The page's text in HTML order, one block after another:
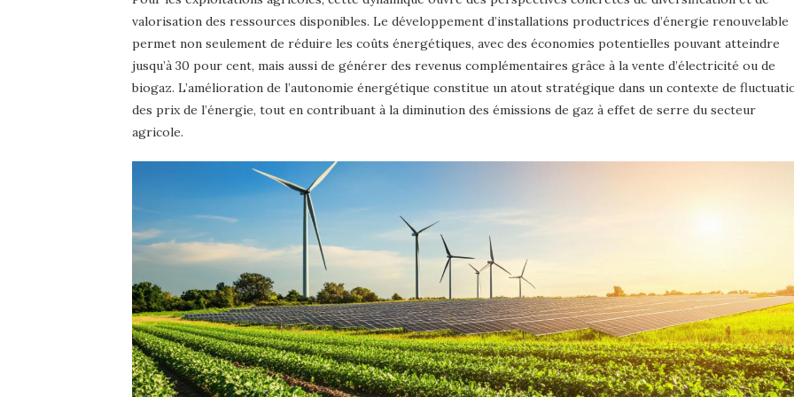
valorisation des ressources disponibles. Le développement d’installations productrices d’énergie renouvelable
permet non seulement de réduire les coûts énergétiques, avec des économies potentielles pouvant atteindre
jusqu’à 30 pour cent, mais aussi de générer des revenus complémentaires grâce à la vente d’électricité ou de
biogaz. L’amélioration de l’autonomie énergétique constitue un atout stratégique dans un contexte de
des prix de l’énergie, tout en contribuant à la diminution des émissions de gaz à effet de serre du secteur
agricole.